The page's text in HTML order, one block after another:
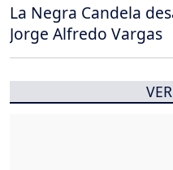
La Negra Candela
Jorge Alfredo Vargas